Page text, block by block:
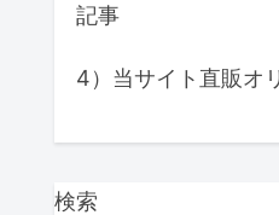
記事
4）当サイト直販オ
検索